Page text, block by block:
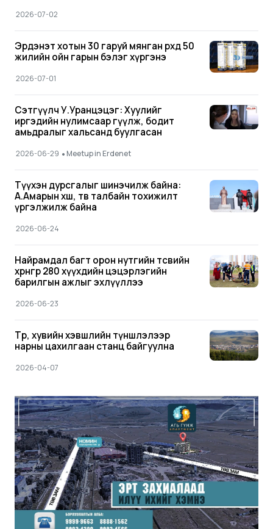
2026-07-02
Эрдэнэт хотын 30 гаруй мянган өрхөд 50
жилийн ойн гарын бэлэг хүргэнэ
2026-07-01
Сэтгүүлч У.Уранцэцэг: Хуулийг
иргэдийн нулимсаар өгүүлж, бодит
амьдралыг хальсанд буулгасан
2026-06-29 • Meetup in Erdenet
Түүхэн дурсгалыг шинэчилж байна:
А.Амарын хөшөө, төв талбайн тохижилт
үргэлжилж байна
2026-06-24
Найрамдал багт орон нутгийн төсвийн
хөрөнгөөр 280 хүүхдийн цэцэрлэгийн
барилгын ажлыг эхлүүллээ
2026-06-23
Төр, хувийн хэвшлийн түншлэлээр
нарны цахилгаан станц байгуулна
2026-04-07